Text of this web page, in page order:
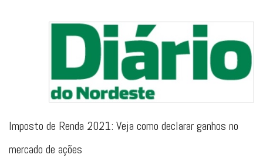
Imposto de Renda 2021: Veja como declarar ganhos no
mercado de ações